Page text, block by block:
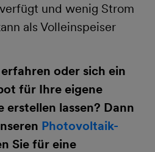
und wenig Strom
als Volleinspeiser
oder sich ein
für Ihre eigene
lassen? Dann
Photovoltaik-
Sie für eine